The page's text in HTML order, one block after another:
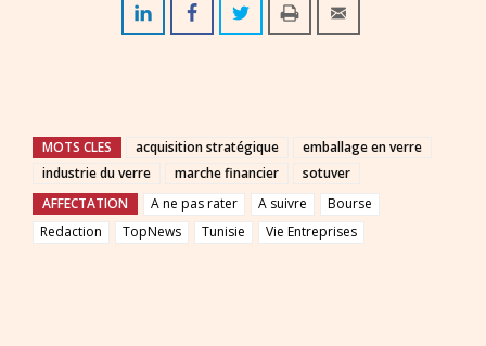
MOTS CLES acquisition stratégique
emballage en verre
industrie du verre
marche financier
sotuver
AFFECTATION
A ne pas rater A suivre
Bourse
Redaction
TopNews Tunisie Vie Entreprises